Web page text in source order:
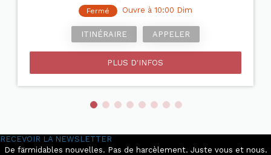
Fermé Ouvre à 10:00 Dim
ITINÉRAIRE APPELER
PLUS D'INFOS
RECEVOIR LA NEWSLETTER
De färmidables nouvelles. Pas de harcèlement. Juste vous et nous.